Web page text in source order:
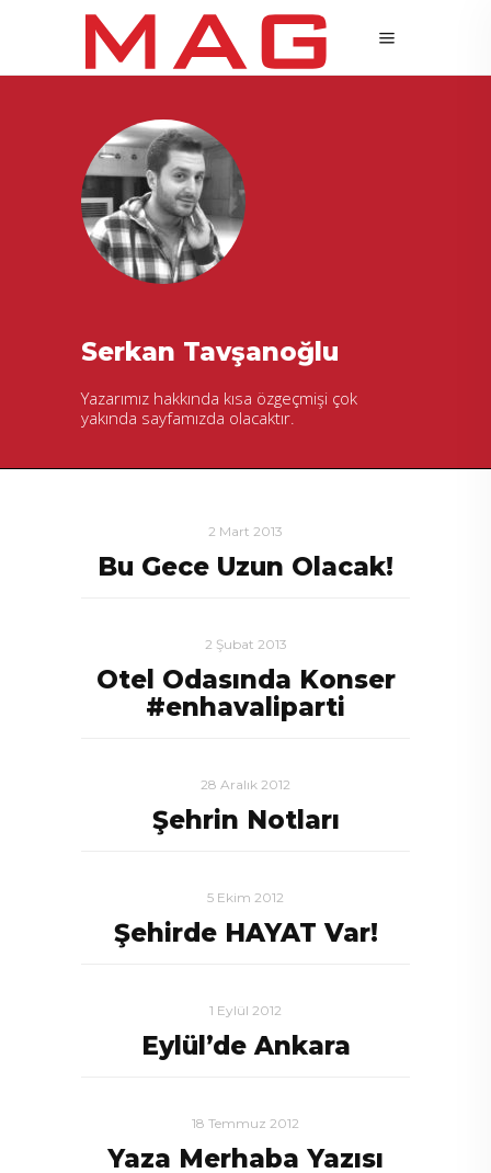
Serkan Tavşanoğlu
Yazarımız hakkında kısa özgeçmişi çok
yakında sayfamızda olacaktır.
2 Mart 2013
Bu Gece Uzun Olacak!
2 Şubat 2013
Otel Odasında Konser
#enhavaliparti
28 Aralık 2012
Şehrin Notları
5 Ekim 2012
Şehirde HAYAT Var!
1 Eylül 2012
Eylül’de Ankara
18 Temmuz 2012
Yaza Merhaba Yazısı